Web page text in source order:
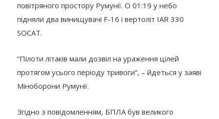
повітряного простору Румунії. О 01:19 у небо
підняли два винищувачі F-16 і вертоліт IAR 330
SOCAT.
“Пілоти літаків мали дозвіл на ураження цілей
протягом усього періоду тривоги”, – йдеться у заяві
Міноборони Румунії.
Згідно з повідомленням, БПЛА був великого